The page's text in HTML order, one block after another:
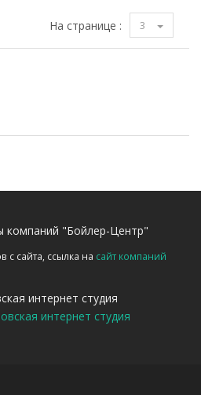
На странице : 3
компаний "Бойлер-Центр"
сайта, ссылка на сайт компаний
интернет студия